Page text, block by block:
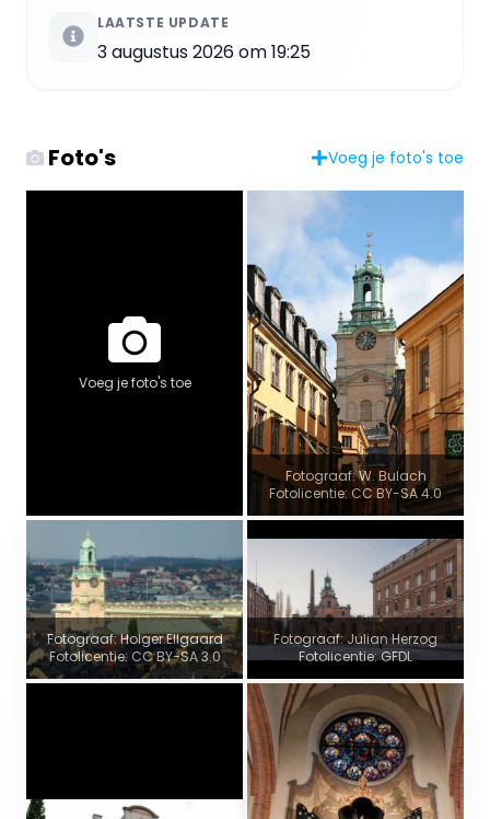
LAATSTE UPDATE
3 augustus 2026 om 19:25
Foto's Voeg je foto's toe
Voeg je foto's toe
Fotograaf: W. Bulach
Fotolicentie: CC BY-SA 4.0
Fotograaf: Holger.Ellgaard
Fotolicentie: CC BY-SA 3.0
Fotograaf: Julian Herzog
Fotolicentie: GFDL